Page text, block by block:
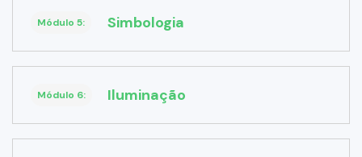
Módulo 5: Simbologia
Módulo 6: Iluminação